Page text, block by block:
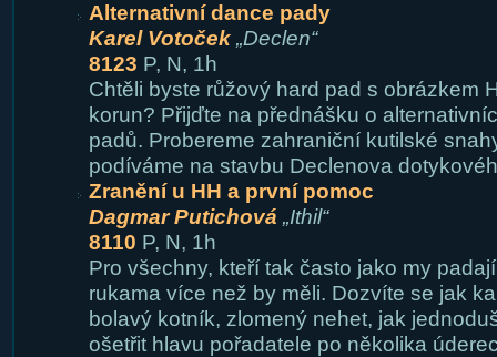
Alternativní dance pady
Karel Votoček „Declen“
8123 P, N, 1h
Chtěli byste růžový hard pad s obrázkem
korun? Přijďte na přednášku o
padů. Probereme zahraniční kutilské
podíváme na stavbu Declenova
Zranění u HH a první pomoc
Dagmar Putichová „Ithil“
8110 P, N, 1h
Pro všechny, kteří tak často jako my
rukama více než by měli. Dozvíte se jak
bolavý kotník, zlomený nehet, jak
ošetřit hlavu pořadatele po několika